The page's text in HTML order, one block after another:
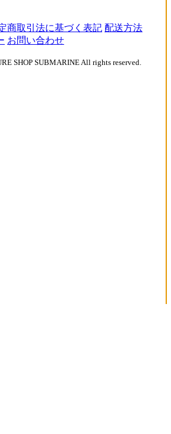
商取引法に基づく表記 配送方法
お問い合わせ
SHOP SUBMARINE All rights reserved.